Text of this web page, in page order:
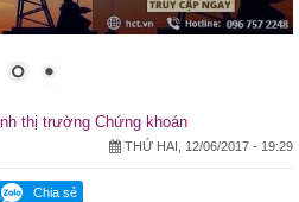
thị trường Chứng khoán
THỨ HAI, 12/06/2017 - 19:29
Chia sẻ